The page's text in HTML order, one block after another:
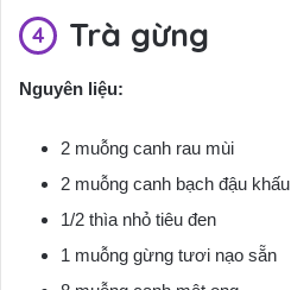
Trà gừng
Nguyên liệu:
2 muỗng canh rau mùi
2 muỗng canh bạch đậu khấu
1/2 thìa nhỏ tiêu đen
1 muỗng gừng tươi nạo sẵn